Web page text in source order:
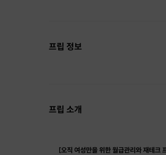
프립 정보
프립 소개
[오직 여성만을 위한 월급관리와 재테크